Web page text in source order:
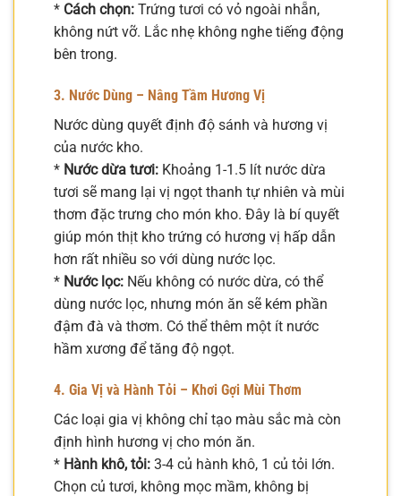
* Cách chọn: Trứng tươi có vỏ ngoài nhẵn,
không nứt vỡ. Lắc nhẹ không nghe tiếng động
bên trong.
3. Nước Dùng – Nâng Tầm Hương Vị
Nước dùng quyết định độ sánh và hương vị
của nước kho.
* Nước dừa tươi: Khoảng 1-1.5 lít nước dừa
tươi sẽ mang lại vị ngọt thanh tự nhiên và mùi
thơm đặc trưng cho món kho. Đây là bí quyết
giúp món thịt kho trứng có hương vị hấp dẫn
hơn rất nhiều so với dùng nước lọc.
* Nước lọc: Nếu không có nước dừa, có thể
dùng nước lọc, nhưng món ăn sẽ kém phần
đậm đà và thơm. Có thể thêm một ít nước
hầm xương để tăng độ ngọt.
4. Gia Vị và Hành Tỏi – Khơi Gợi Mùi Thơm
Các loại gia vị không chỉ tạo màu sắc mà còn
định hình hương vị cho món ăn.
* Hành khô, tỏi: 3-4 củ hành khô, 1 củ tỏi lớn.
Chọn củ tươi, không mọc mầm, không bị